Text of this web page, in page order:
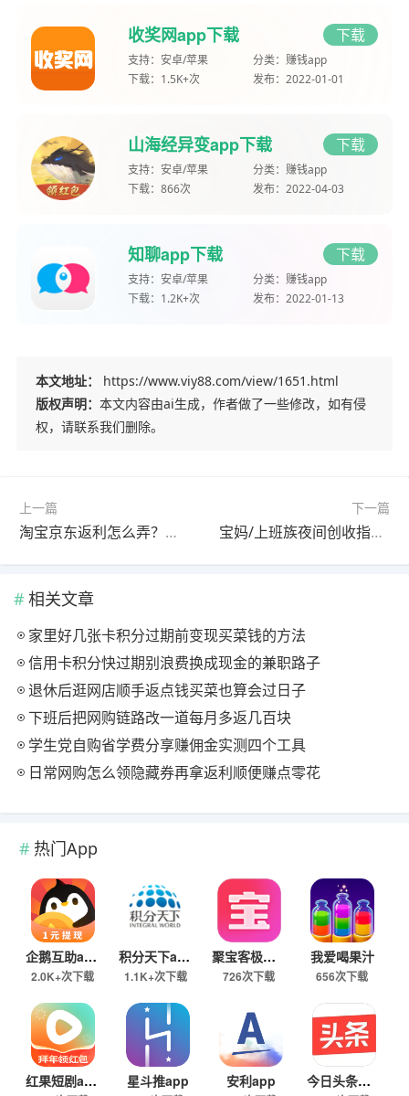
收奖网app下载 下载
支持： 安卓/苹果 分类： 赚钱app
下载： 1.5K+次 发布： 2022-01-01
山海经异变app下载 下载
支持： 安卓/苹果 分类： 赚钱app
下载： 866次 发布： 2022-04-03
知聊app下载 下载
支持： 安卓/苹果 分类： 赚钱app
下载： 1.2K+次 发布： 2022-01-13
本文地址：
https://www.viy88.com/view/1651.html
版权声明： 本文内容由ai生成，作者做了一些修改，如有侵
权，请联系我们删除。
上一篇
淘宝京东返利怎么弄？直接用这些软件购物就有返利了
下一篇
宝妈/上班族夜间创收指南，兼顾家庭与收入的灵活选择
相关文章
家里好几张卡积分过期前变现买菜钱的方法
信用卡积分快过期别浪费换成现金的兼职路子
退休后逛网店顺手返点钱买菜也算会过日子
下班后把网购链路改一道每月多返几百块
学生党自购省学费分享赚佣金实测四个工具
日常网购怎么领隐藏券再拿返利顺便赚点零花
热门App
企鹅互助app
2.0K+次下载
积分天下app
1.1K+次下载
聚宝客极速版
726次下载
我爱喝果汁
656次下载
红果短剧app 星斗推app 安利app 今日头条极速版下载